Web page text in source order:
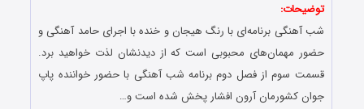
توضیحات:
شب آهنگی برنامه‌ای با رنگ هیجان و خنده با اجرای حامد آهنگی و
حضور مهمان‌های محبوبی است که از دیدنشان لذت خواهید برد.
قسمت سوم از فصل دوم برنامه شب آهنگی با حضور خواننده پاپ
جوان کشورمان آرون افشار پخش شده است و…